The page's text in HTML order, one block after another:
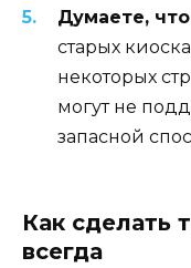
Думаете,
старых
некоторых
могут не
запасной
Как сделать
всегда